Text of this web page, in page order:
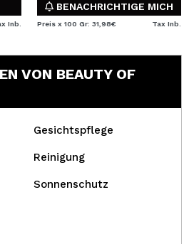
Inb.
BENACHRICHTIGE MICH
Preis x 100 Gr: 31,98€ Tax Inb.
VON BEAUTY OF
Gesichtspflege
Reinigung
Sonnenschutz